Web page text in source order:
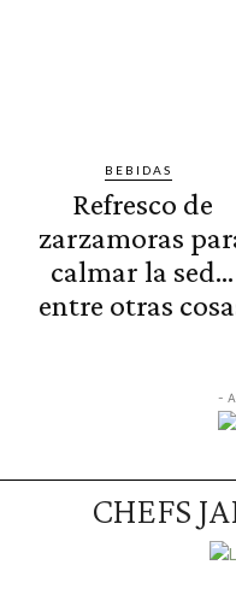
BEBIDAS
Refresco de
zarzamoras
calmar la sed…
entre otras
-
CHEFS